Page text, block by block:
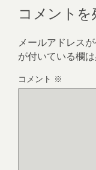
コメントを
メールアドレス
が付いている欄
コメント ※